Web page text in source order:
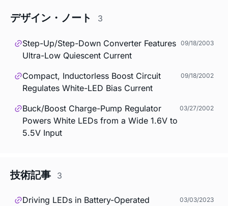
デザイン・ノート 3
Step-Up/Step-Down Converter Features
Ultra-Low Quiescent Current
09/18/2003
Compact, Inductorless Boost Circuit
Regulates White-LED Bias Current
09/18/2002
Buck/Boost Charge-Pump Regulator
Powers White LEDs from a Wide 1.6V to
5.5V Input
03/27/2002
技術記事 3
Driving LEDs in Battery-Operated
03/03/2023